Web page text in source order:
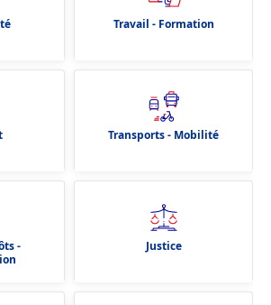
Travail - Formation
Transports - Mobilité
-
Justice